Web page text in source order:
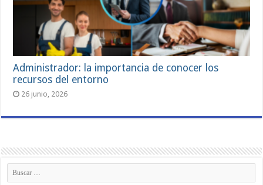
Administrador: la importancia de conocer los
recursos del entorno
26 junio, 2026